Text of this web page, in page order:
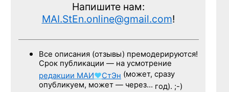
Напишите нам:
MAI.StEn.online@gmail.com!
Все описания (отзывы) премодерируются!
Срок публикации — на усмотрение
редакции МАИ♥СтЭн (может, сразу
опубликуем, может — через… год). ;-)